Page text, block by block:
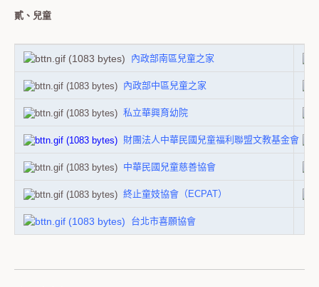
貳、兒童
內政部南區兒童之家
內政部中區兒童之家
私立華興育幼院
財團法人中華民國兒童福利聯盟文教基金會
中華民國兒童慈善協會
終止童妓協會（ECPAT）
台北市喜願協會